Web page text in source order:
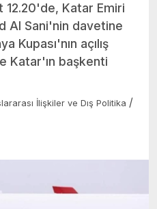
12.20'de, Katar Emiri
Al Sani'nin davetine
Kupası'nın açılış
Katar'ın başkenti
İlişkiler ve Dış Politika /